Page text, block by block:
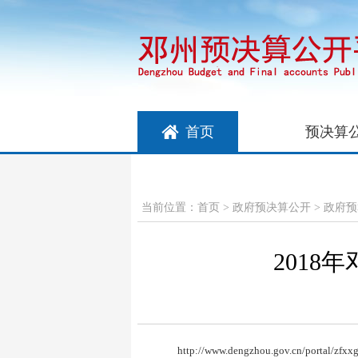
首页 预决算
当前位置： 首页 > 政府预决算公开 > 政府
2018年
http://www.dengzhou.gov.cn/portal/